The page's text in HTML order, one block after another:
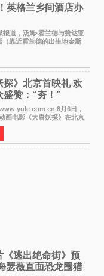
英格兰乡间酒店办
道，汤姆·霍兰德与赞达亚
靠近霍兰德的出生地金斯
探》北京首映礼 欢
盛赞：“夯！”
yule com cn 8月6日，
画电影《大唐妖探》在北京
演程腾、联合导演黄珉、总
人李莹莹，配音导演张喆，
《逃出绝命街》预
瑟薇直面恐龙围猎